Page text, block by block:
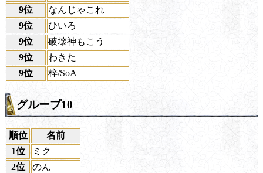
9位
なんじゃこれ
9位
ひいろ
9位
破壊神もこう
9位
わきた
9位
梓/SoA
グループ10
順位
名前
1位
ミク
2位
のん